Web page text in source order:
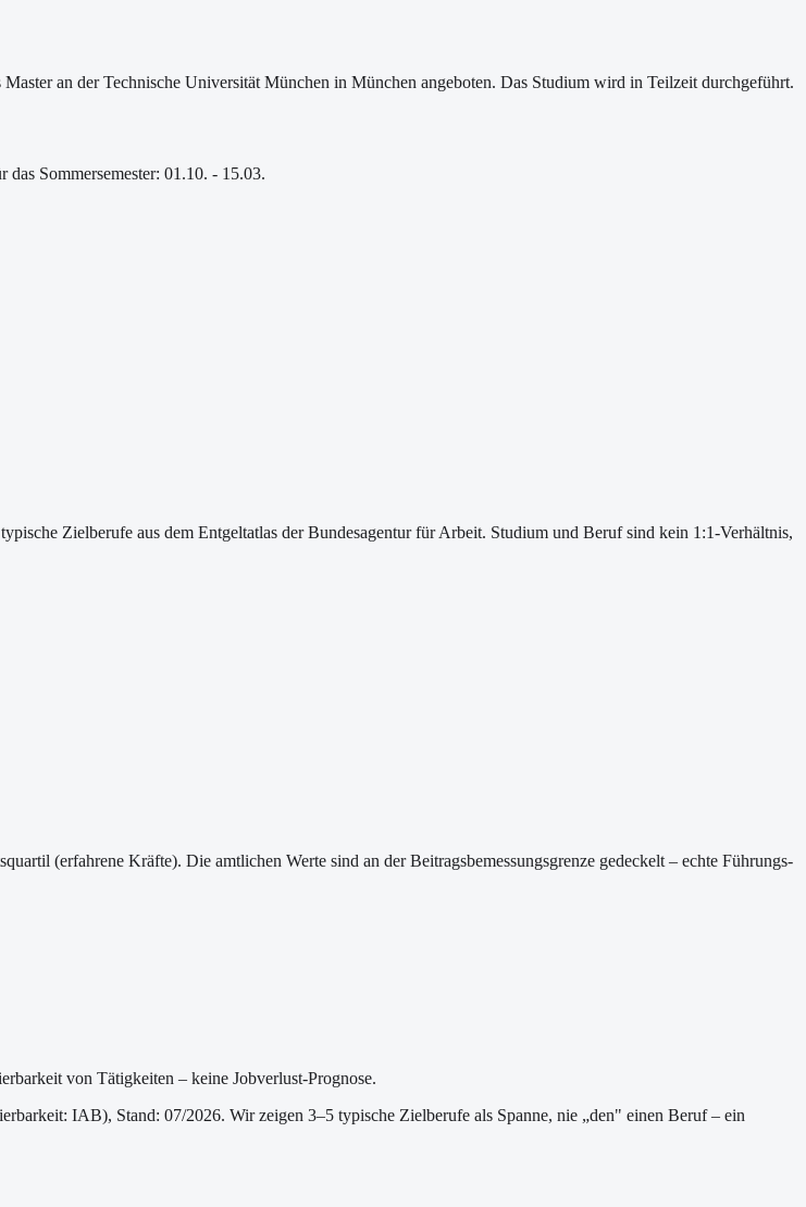
an der Technische Universität München in München angeboten. Das Studium wird in Teilzeit durchgeführt.
Sommersemester: 01.10. - 15.03.
Zielberufe aus dem Entgeltatlas der Bundesagentur für Arbeit. Studium und Beruf sind kein 1:1-Verhältnis,
(erfahrene Kräfte). Die amtlichen Werte sind an der Beitragsbemessungsgrenze gedeckelt – echte Führungs-
von Tätigkeiten – keine Jobverlust-Prognose.
IAB), Stand: 07/2026. Wir zeigen 3–5 typische Zielberufe als Spanne, nie „den" einen Beruf – ein